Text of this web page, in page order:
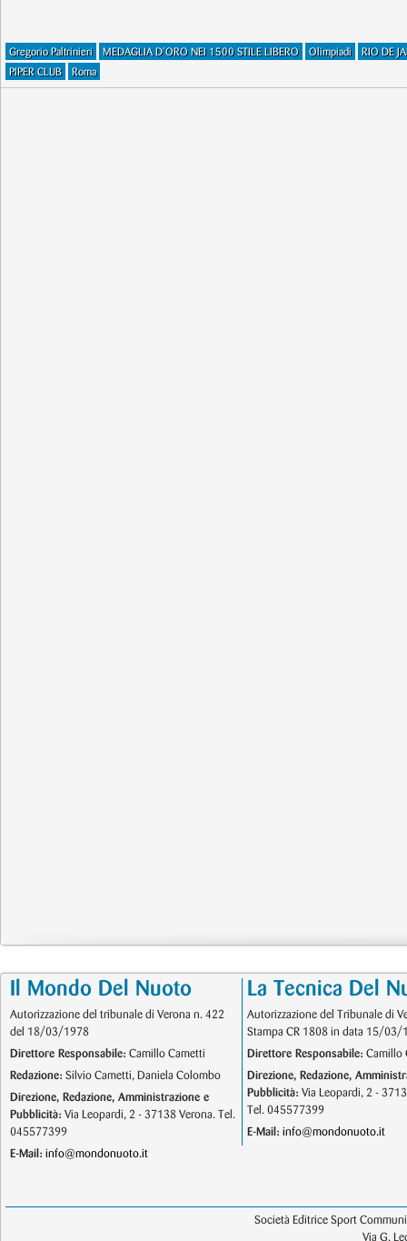
Gregorio Paltrinieri MEDAGLIA D'ORO NEI 1500 STILE LIBERO Olimpiadi
RIO DE
PIPER CLUB
Roma
Il Mondo Del Nuoto
Autorizzazione del tribunale di Verona n. 422
del 18/03/1978
Direttore Responsabile: Camillo Cametti
Redazione: Silvio Cametti, Daniela Colombo
Direzione, Redazione, Amministrazione e
Pubblicità: Via Leopardi, 2 - 37138 Verona. Tel.
045577399
E-Mail: info@mondonuoto.it
La Tecnica Del
Autorizzazione del Tribunale di
Stampa CR 1808 in data 15/03/
Direttore Responsabile: Camillo
Direzione, Redazione,
Pubblicità: Via Leopardi, 2 -
Tel. 045577399
E-Mail: info@mondonuoto.it
Società Editrice Sport
Via G.